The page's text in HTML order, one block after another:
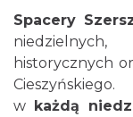
Spacery
historycznych
Cieszyńskiego.
w każdą